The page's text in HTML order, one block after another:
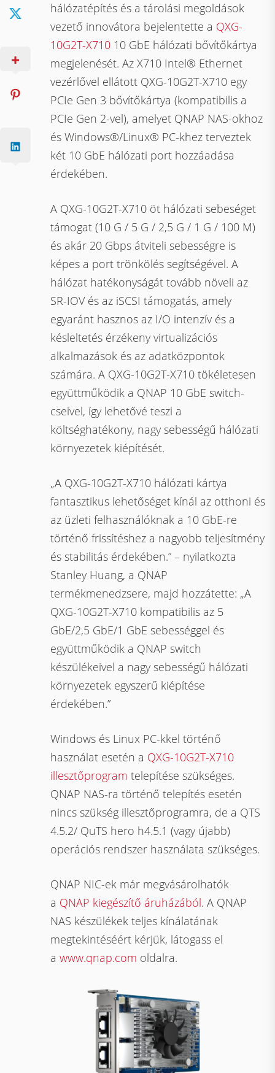
hálózatépítés és a tárolási megoldások
vezető innovátora bejelentette a QXG-
10G2T-X710 10 GbE hálózati bővítőkártya
megjelenését. Az X710 Intel® Ethernet
vezérlővel ellátott QXG-10G2T-X710 egy
PCIe Gen 3 bővítőkártya (kompatibilis a
PCIe Gen 2-vel), amelyet QNAP NAS-okhoz
és Windows®/Linux® PC-khez terveztek
két 10 GbE hálózati port hozzáadása
érdekében.
A QXG-10G2T-X710 öt hálózati sebeséget
támogat (10 G / 5 G / 2,5 G / 1 G / 100 M)
és akár 20 Gbps átviteli sebességre is
képes a port trönkölés segítségével. A
hálózat hatékonyságát tovább növeli az
SR-IOV és az iSCSI támogatás, amely
egyaránt hasznos az I/O intenzív és a
késleltetés érzékeny virtualizációs
alkalmazások és az adatközpontok
számára. A QXG-10G2T-X710 tökéletesen
együttműködik a QNAP 10 GbE switch-
cseivel, így lehetővé teszi a
költséghatékony, nagy sebességű hálózati
környezetek kiépítését.
„A QXG-10G2T-X710 hálózati kártya
fantasztikus lehetőséget kínál az otthoni és
az üzleti felhasználóknak a 10 GbE-re
történő frissítéshez a nagyobb teljesítmény
és stabilitás érdekében.” – nyilatkozta
Stanley Huang, a QNAP
termékmenedzsere, majd hozzátette: „A
QXG-10G2T-X710 kompatibilis az 5
GbE/2,5 GbE/1 GbE sebességgel és
együttműködik a QNAP switch
készülékeivel a nagy sebességű hálózati
környezetek egyszerű kiépítése
érdekében.”
Windows és Linux PC-kkel történő
használat esetén a QXG-10G2T-X710
illesztőprogram telepítése szükséges.
QNAP NAS-ra történő telepítés esetén
nincs szükség illesztőprogramra, de a QTS
4.5.2/ QuTS hero h4.5.1 (vagy újabb)
operációs rendszer használata szükséges.
QNAP NIC-ek már megvásárolhatók
a QNAP kiegészítő áruházából. A QNAP
NAS készülékek teljes kínálatának
megtekintéséért kérjük, látogass el
awww.qnap.com oldalra.